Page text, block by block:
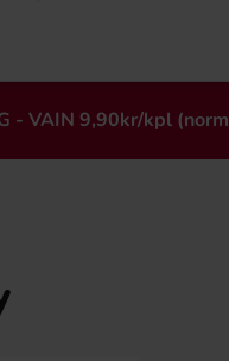
- VAIN 9,90kr/kpl